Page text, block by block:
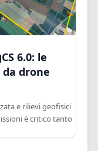
6.0: le
drone
e rilievi geofisici
è critico tanto